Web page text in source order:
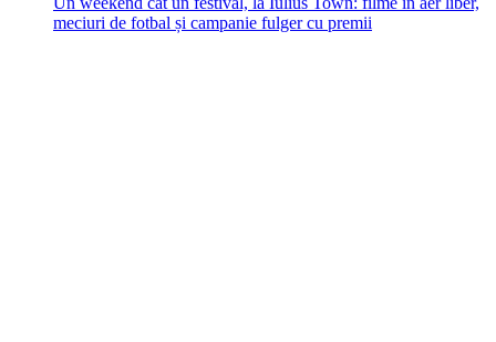
meciuri de fotbal și campanie fulger cu premii